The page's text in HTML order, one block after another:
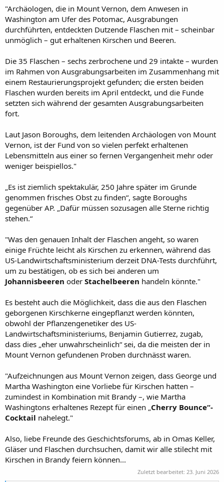
"Archäologen, die in Mount Vernon, dem Anwesen in
Washington am Ufer des Potomac, Ausgrabungen
durchführten, entdeckten Dutzende Flaschen mit – scheinbar
unmöglich – gut erhaltenen Kirschen und Beeren.
Die 35 Flaschen – sechs zerbrochene und 29 intakte – wurden
im Rahmen von Ausgrabungsarbeiten im Zusammenhang mit
einem Restaurierungsprojekt gefunden; die ersten beiden
Flaschen wurden bereits im April entdeckt, und die Funde
setzten sich während der gesamten Ausgrabungsarbeiten
fort.
Laut Jason Boroughs, dem leitenden Archäologen von Mount
Vernon, ist der Fund von so vielen perfekt erhaltenen
Lebensmitteln aus einer so fernen Vergangenheit mehr oder
weniger beispiellos."
„Es ist ziemlich spektakulär, 250 Jahre später im Grunde
genommen frisches Obst zu finden“, sagte Boroughs
gegenüber AP. „Dafür müssen sozusagen alle Sterne richtig
stehen.“
"Was den genauen Inhalt der Flaschen angeht, so waren
einige Früchte leicht als Kirschen zu erkennen, während das
US-Landwirtschaftsministerium derzeit DNA-Tests durchführt,
um zu bestätigen, ob es sich bei anderen um
Johannisbeeren oder Stachelbeeren handeln könnte."
Es besteht auch die Möglichkeit, dass die aus den Flaschen
geborgenen Kirschkerne eingepflanzt werden könnten,
obwohl der Pflanzengenetiker des US-
Landwirtschaftsministeriums, Benjamin Gutierrez, zugab,
dass dies „eher unwahrscheinlich“ sei, da die meisten der in
Mount Vernon gefundenen Proben durchnässt waren.
"Aufzeichnungen aus Mount Vernon zeigen, dass George und
Martha Washington eine Vorliebe für Kirschen hatten –
zumindest in Kombination mit Brandy –, wie Martha
Washingtons erhaltenes Rezept für einen „Cherry Bounce“-
Cocktail nahelegt."
Also, liebe Freunde des Geschichtsforums, ab in Omas Keller,
Gläser und Flaschen durchsuchen, damit wir alle stilecht mit
Kirschen in Brandy feiern können...
Zuletzt bearbeitet: 23. Juni 2026